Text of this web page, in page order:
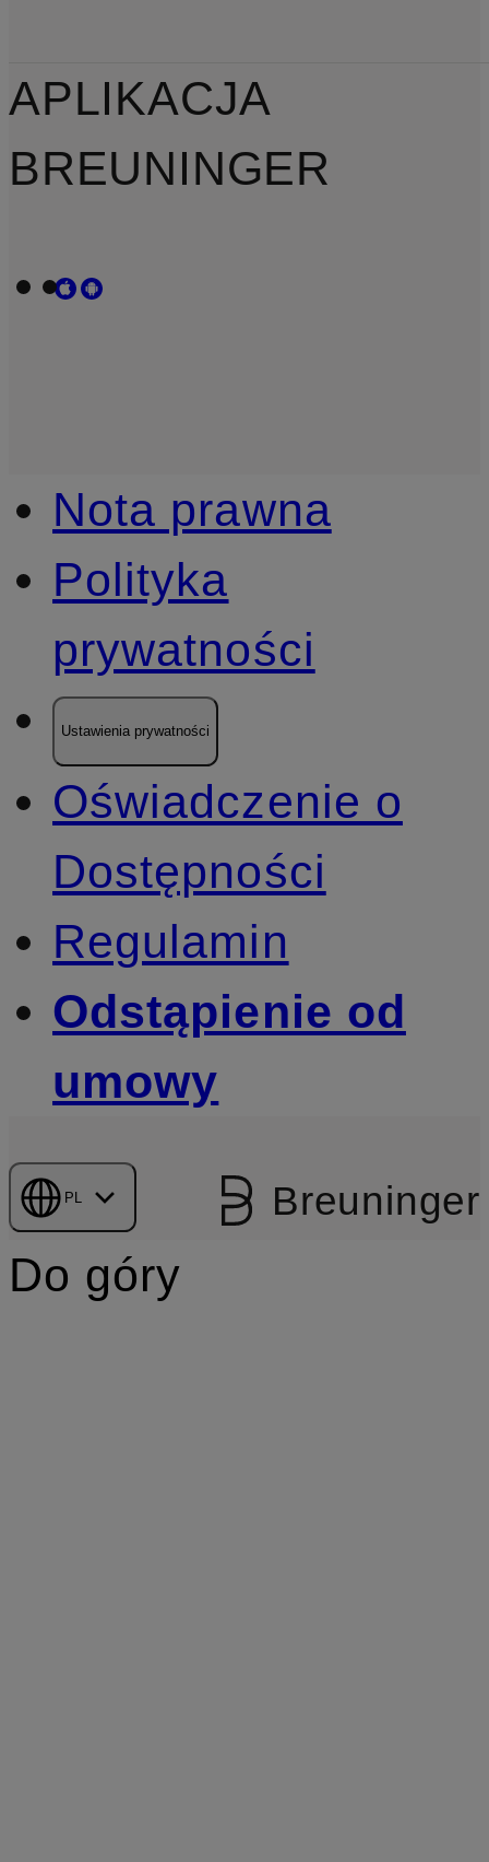
APLIKACJA
BREUNINGER
Nota prawna
Polityka
prywatności
Ustawienia prywatności
Oświadczenie o
Dostępności
Regulamin
Odstąpienie od
umowy
PL Breuninger
Do góry